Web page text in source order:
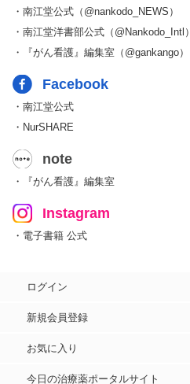
・南江堂公式（@nankodo_NEWS）
・南江堂洋書部公式（@Nankodo_Intl）
・『がん看護』編集室（@gankango）
Facebook
・南江堂公式
・NurSHARE
note
・『がん看護』編集室
Instagram
・電子書籍 公式
ログイン
新規会員登録
お気に入り
今日の治療薬ポータルサイト